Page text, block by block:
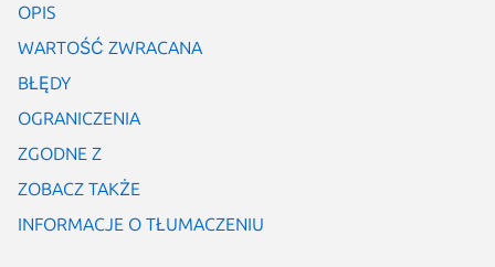
OPIS
WARTOŚĆ ZWRACANA
BŁĘDY
OGRANICZENIA
ZGODNE Z
ZOBACZ TAKŻE
INFORMACJE O TŁUMACZENIU